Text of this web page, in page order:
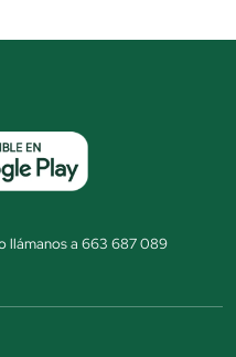
llámanos a 663 687 089